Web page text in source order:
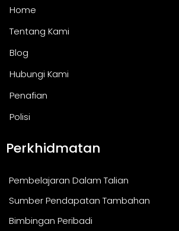
Home
Tentang Kami
Blog
Hubungi Kami
Penafian
Polisi
Perkhidmatan
Pembelajaran Dalam Talian
Sumber Pendapatan Tambahan
Bimbingan Peribadi